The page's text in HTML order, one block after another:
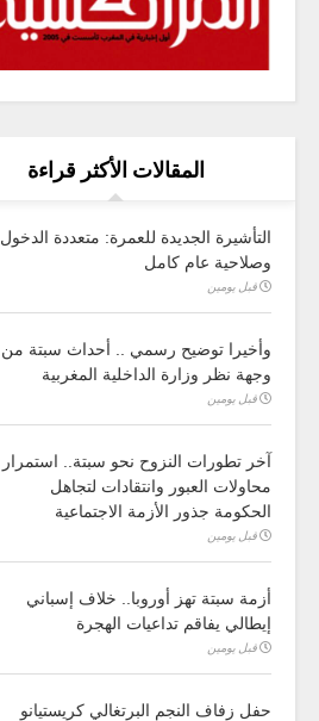
المقالات الأكثر قراءة
التأشيرة الجديدة للعمرة: متعددة الدخول
وصلاحية عام كامل
قبل يومين
وأخيرا توضيح رسمي .. أحداث سبتة من
وجهة نظر وزارة الداخلية المغربية
قبل يومين
آخر تطورات النزوح نحو سبتة.. استمرار
محاولات العبور وانتقادات لتجاهل
الحكومة جذور الأزمة الاجتماعية
قبل يومين
أزمة سبتة تهز أوروبا.. خلاف إسباني
إيطالي يفاقم تداعيات الهجرة
قبل يومين
حفل زفاف النجم البرتغالي كريستيانو